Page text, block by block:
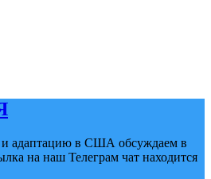
и адаптацию в США обсуждаем в
на наш Телеграм чат находится